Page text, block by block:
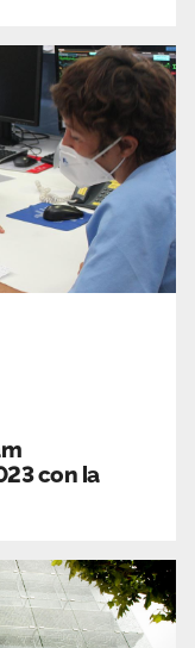
con la